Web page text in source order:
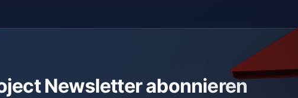
Newsletter abonnieren